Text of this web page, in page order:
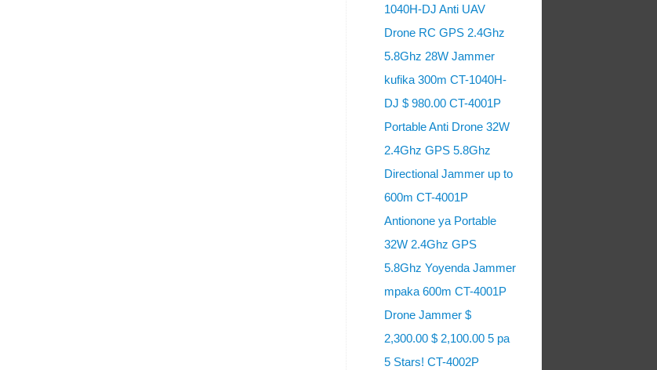
1040H-DJ Anti UAV
Drone RC GPS 2.4Ghz
5.8Ghz 28W Jammer
kufika 300m CT-1040H-
DJ $ 980.00 CT-4001P
Portable Anti Drone 32W
2.4Ghz GPS 5.8Ghz
Directional Jammer up to
600m CT-4001P
Antionone ya Portable
32W 2.4Ghz GPS
5.8Ghz Yoyenda Jammer
mpaka 600m CT-4001P
Drone Jammer $
2,300.00 $ 2,100.00 5 pa
5 Stars! CT-4002P